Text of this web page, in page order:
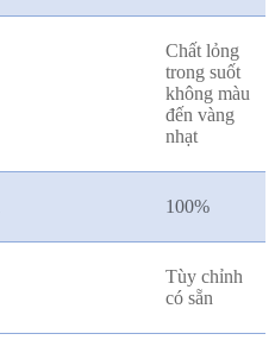
Chất lỏng
trong suốt
không màu
đến vàng
nhạt
100%
Tùy chỉnh
có sẵn